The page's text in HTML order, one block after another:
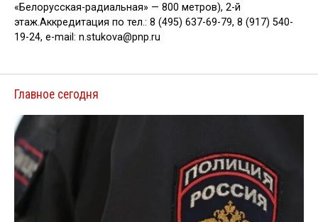
«Белорусская-радиальная» — 800 метров), 2-й
этаж.Аккредитация по тел.: 8 (495) 637-69-79, 8 (917) 540-
19-24, e-mail: n.stukova@pnp.ru
Главное сегодня